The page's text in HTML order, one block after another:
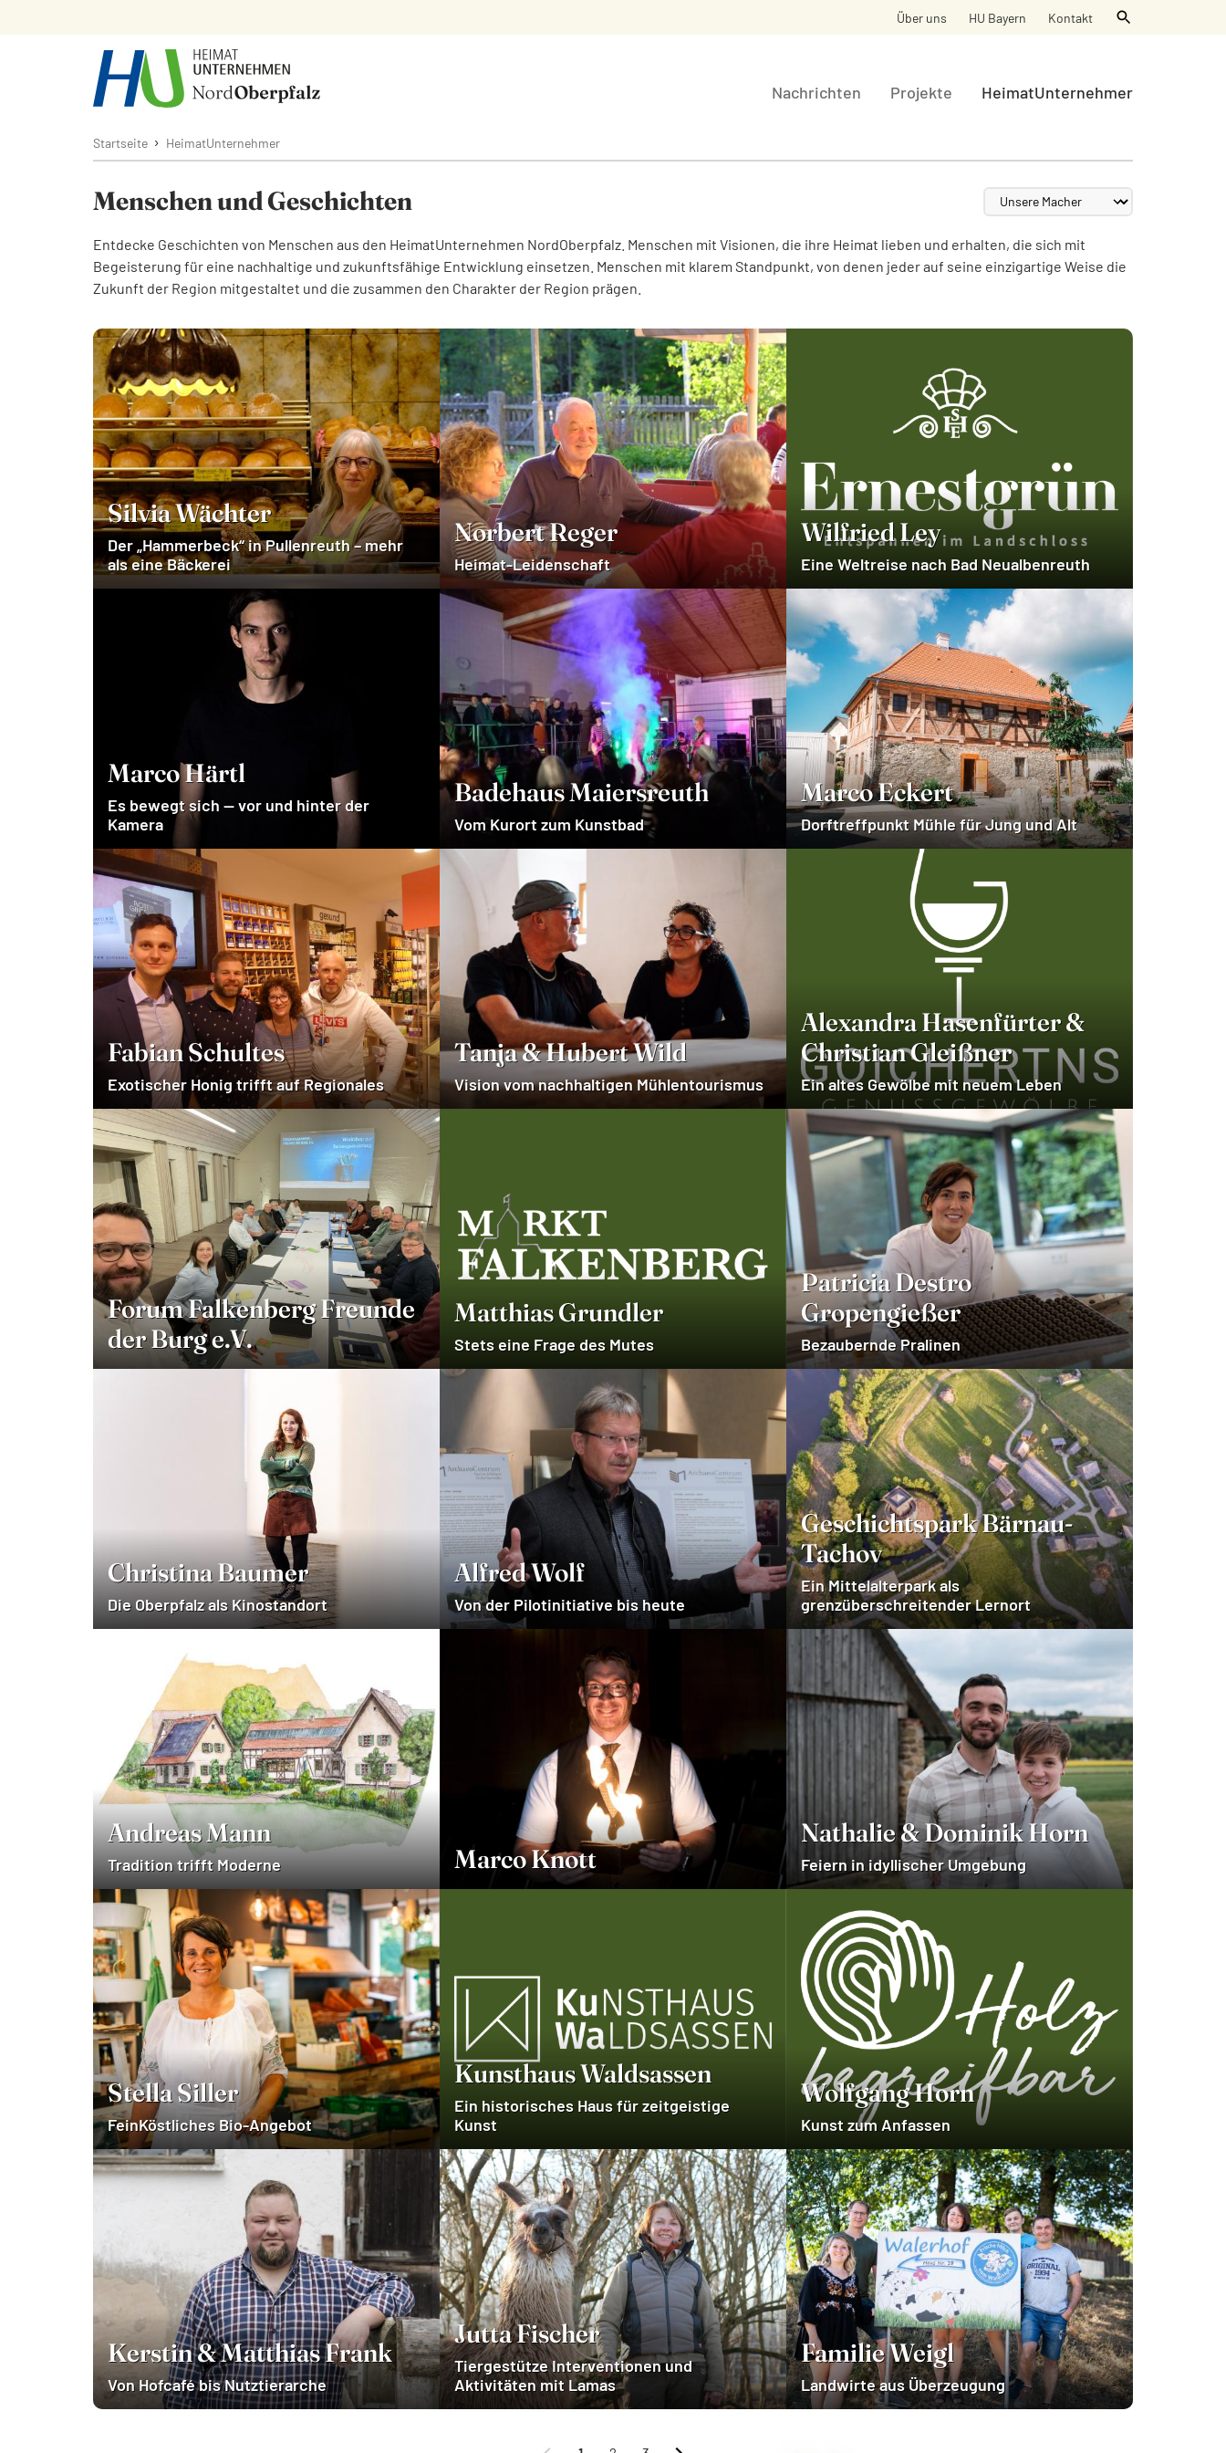
Über uns HU Bayern Kontakt
Nachrichten Projekte HeimatUnternehmer
Startseite › HeimatUnternehmer
Menschen und Geschichten
Entdecke Geschichten von Menschen aus den HeimatUnternehmen NordOberpfalz. Menschen mit Visionen, die ihre Heimat lieben und erhalten, die sich mit
Begeisterung für eine nachhaltige und zukunftsfähige Entwicklung einsetzen. Menschen mit klarem Standpunkt, von denen jeder auf seine einzigartige Weise die
Zukunft der Region mitgestaltet und die zusammen den Charakter der Region prägen.
Silvia Wächter
Der „Hammerbeck“ in Pullenreuth – mehr
als eine Bäckerei
Norbert Reger
Heimat-Leidenschaft
Wilfried Ley
Eine Weltreise nach Bad Neualbenreuth
Marco Härtl
Es bewegt sich — vor und hinter der
Kamera
Badehaus Maiersreuth
Vom Kurort zum Kunstbad
Marco Eckert
Dorftreffpunkt Mühle für Jung und Alt
Fabian Schultes
Exotischer Honig trifft auf Regionales
Tanja & Hubert Wild
Vision vom nachhaltigen Mühlentourismus
Alexandra Hasenfürter &
Christian Gleißner
Ein altes Gewölbe mit neuem Leben
Forum Falkenberg Freunde
der Burg e.V.
Matthias Grundler
Stets eine Frage des Mutes
Patricia Destro
Gropengießer
Bezaubernde Pralinen
Christina Baumer
Die Oberpfalz als Kinostandort
Alfred Wolf
Von der Pilotinitiative bis heute
Geschichtspark Bärnau-
Tachov
Ein Mittelalterpark als
grenzüberschreitender Lernort
Andreas Mann
Tradition trifft Moderne Marco Knott
Nathalie & Dominik Horn
Feiern in idyllischer Umgebung
Stella Siller
FeinKöstliches Bio-Angebot
Kunsthaus Waldsassen
Ein historisches Haus für zeitgeistige
Kunst
Wolfgang Horn
Kunst zum Anfassen
Kerstin & Matthias Frank
Von Hofcafé bis Nutztierarche
Jutta Fischer
Tiergestütze Interventionen und
Aktivitäten mit Lamas
Familie Weigl
Landwirte aus Überzeugung